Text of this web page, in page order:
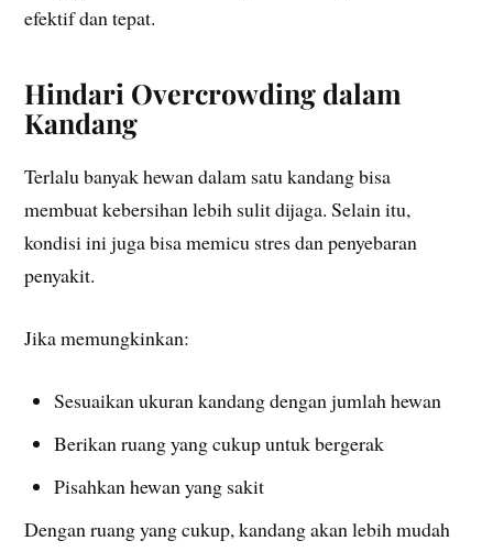
efektif dan tepat.
Hindari Overcrowding dalam
Kandang
Terlalu banyak hewan dalam satu kandang bisa
membuat kebersihan lebih sulit dijaga. Selain itu,
kondisi ini juga bisa memicu stres dan penyebaran
penyakit.
Jika memungkinkan:
Sesuaikan ukuran kandang dengan jumlah hewan
Berikan ruang yang cukup untuk bergerak
Pisahkan hewan yang sakit
Dengan ruang yang cukup, kandang akan lebih mudah